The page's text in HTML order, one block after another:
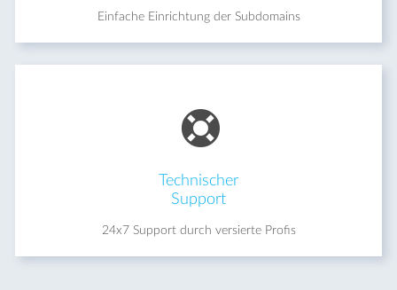
Einfache Einrichtung der Subdomains
Technischer
Support
24x7 Support durch versierte Profis